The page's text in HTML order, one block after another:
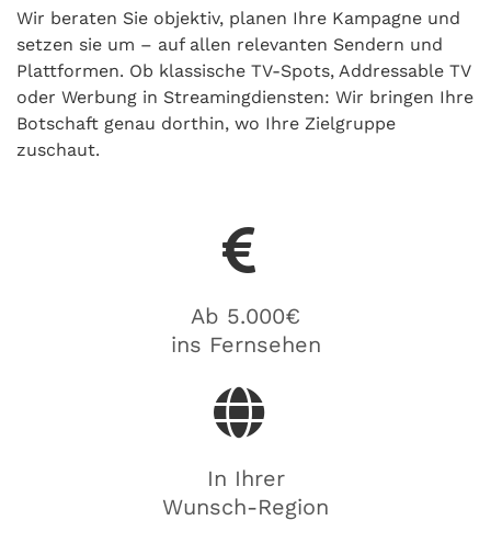
Wir beraten Sie objektiv, planen Ihre Kampagne und
setzen sie um – auf allen relevanten Sendern und
Plattformen. Ob klassische TV-Spots, Addressable TV
oder Werbung in Streamingdiensten: Wir bringen Ihre
Botschaft genau dorthin, wo Ihre Zielgruppe
zuschaut.
Ab 5.000€
ins Fernsehen
In Ihrer
Wunsch-Region